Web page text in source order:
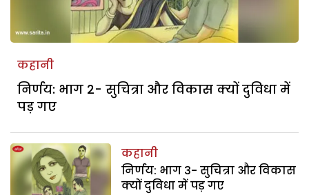
कहानी
निर्णय: भाग 2- सुचित्रा और विकास क्यों दुविधा में
पड़ गए
कहानी
निर्णय: भाग 3- सुचित्रा और विकास
क्यों दुविधा में पड़ गए